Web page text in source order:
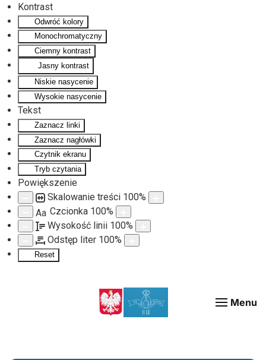
Kontrast
Odwróć kolory
Monochromatyczny
Ciemny kontrast
Jasny kontrast
Niskie nasycenie
Wysokie nasycenie
Tekst
Zaznacz linki
Zaznacz nagłówki
Czytnik ekranu
Tryb czytania
Powiększenie
Skalowanie treści 100%
Aa Czcionka 100%
Wysokość linii 100%
Odstęp liter 100%
Reset
Menu